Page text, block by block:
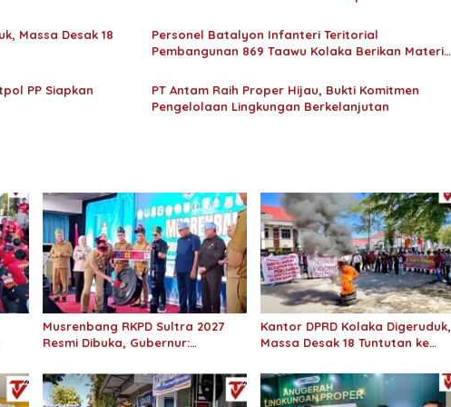
Massa Desak 18
Personel Batalyon Infanteri Teritorial
Pembangunan 869 Taawu Kolaka Berikan Materi
PP Siapkan
PT Antam Raih Proper Hijau, Bukti Komitmen
Pengelolaan Lingkungan Berkelanjutan
Musrenbang RKPD Sultra 2027
Resmi Dibuka, Gubernur:
dan Pedalaman
Kantor DPRD Kolaka Digeruduk,
Massa Desak 18 Tuntutan ke
Nunukan Drag Race